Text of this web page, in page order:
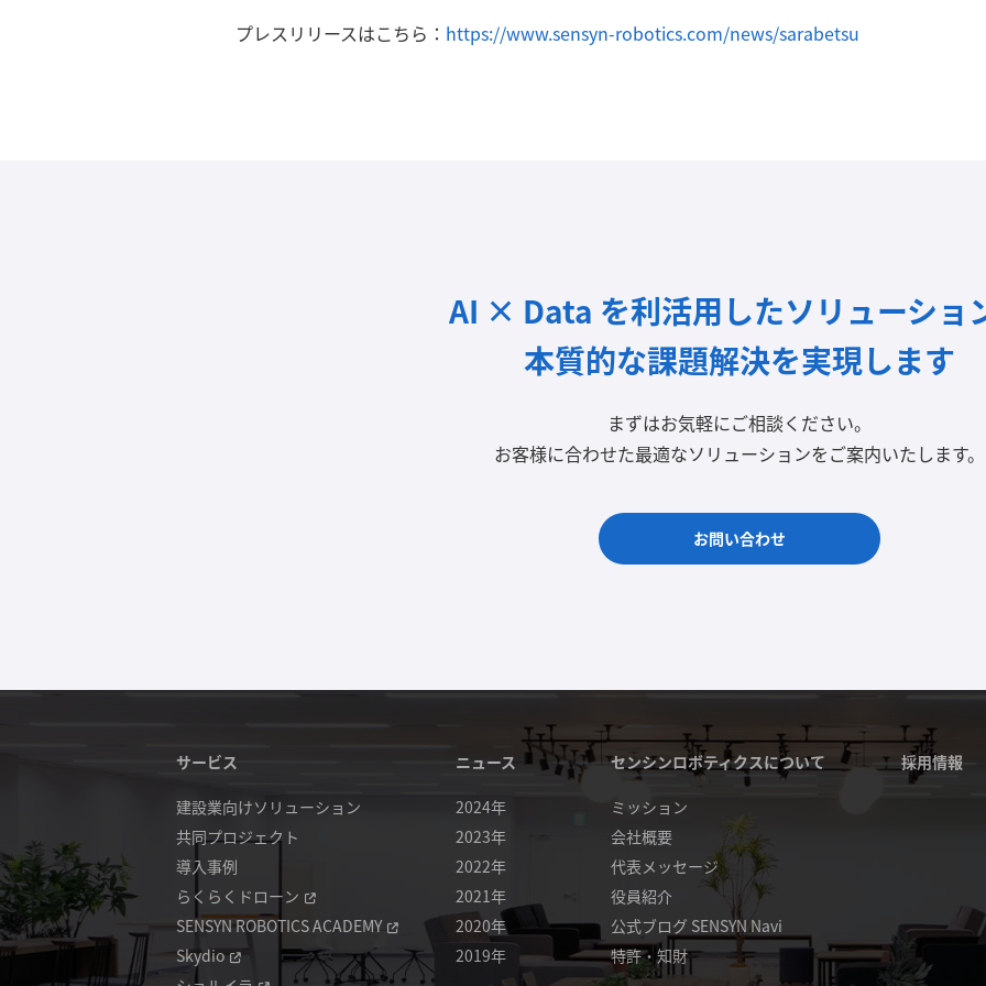
プレスリリースはこちら： https://www.sensyn-robotics.com/news/sarabetsu
AI × Data を利活用したソリューショ
本質的な課題解決を実現します
まずはお気軽にご相談ください。
お客様に合わせた最適なソリューションをご案内いたします。
お問い合わせ
サービス
建設業向けソリューション
共同プロジェクト
導入事例
らくらくドローン
SENSYN ROBOTICS ACADEMY
Skydio
ニュース
2024年
2023年
2022年
2021年
2020年
2019年
センシンロボティクスについて
ミッション
会社概要
代表メッセージ
役員紹介
公式ブログ SENSYN Navi
特許・知財
採用情報